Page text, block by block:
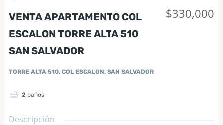
VENTA APARTAMENTO COL
ESCALON TORRE ALTA 510
SAN SALVADOR
TORRE ALTA 510, COL ESCALON, SAN SALVADOR
2 baños
$330,000
Descripción